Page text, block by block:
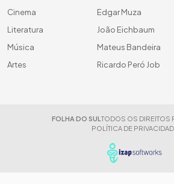
Cinema
Literatura
Música
Artes
Edgar Muza
João Eichbaum
Mateus Bandeira
Ricardo Peró Job
FOLHA DO SUL TODOS OS DIREITOS
POLÍTICA DE